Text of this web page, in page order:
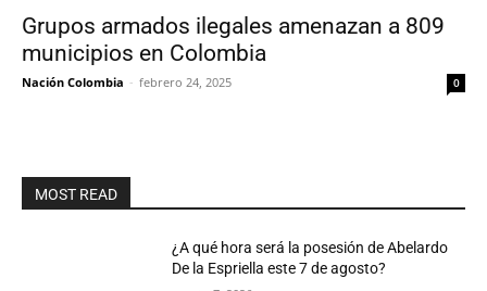
Grupos armados ilegales amenazan a 809
municipios en Colombia
Nación Colombia - febrero 24, 2025 0
MOST READ
¿A qué hora será la posesión de Abelardo
De la Espriella este 7 de agosto?